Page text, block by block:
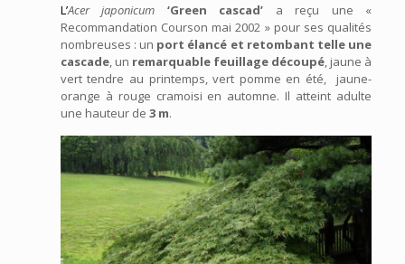
L’Acer japonicum ‘Green cascad’ a reçu une «
Recommandation Courson mai 2002 » pour ses qualités
nombreuses : un port élancé et retombant telle une
cascade, un remarquable feuillage découpé, jaune à
vert tendre au printemps, vert pomme en été, jaune-
orange à rouge cramoisi en automne. Il atteint adulte
une hauteur de 3 m.